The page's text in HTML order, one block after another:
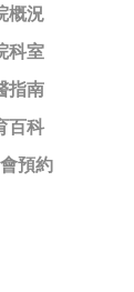
概況
科室
指南
百科
預約